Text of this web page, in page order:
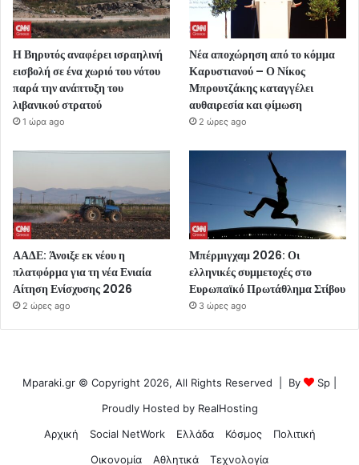
Η Βηρυτός αναφέρει ισραηλινή
εισβολή σε ένα χωριό του νότου
παρά την ανάπτυξη του
λιβανικού στρατού
1 ώρα ago
Νέα αποχώρηση από το κόμμα
Καρυστιανού – Ο Νίκος
Μπρουτζάκης καταγγέλει
αυθαιρεσία και φίμωση
2 ώρες ago
ΑΑΔΕ: Άνοιξε εκ νέου η
πλατφόρμα για τη νέα Ενιαία
Αίτηση Ενίσχυσης 2026
2 ώρες ago
Μπέρμιγχαμ 2026: Οι
ελληνικές συμμετοχές στο
Ευρωπαϊκό Πρωτάθλημα Στίβου
3 ώρες ago
Mparaki.gr © Copyright 2026, All Rights Reserved | By Sp
Proudly Hosted by RealHosting
Αρχική
Social NetWork Ελλάδα Κόσμος
Πολιτική
Οικονομία
Αθλητικά Τεχνολογία